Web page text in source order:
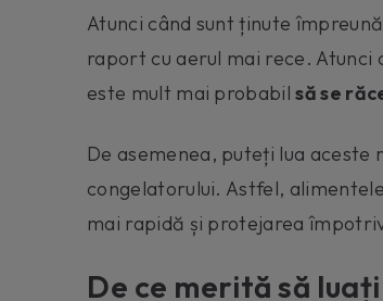
Atunci când sunt ținute
raport cu aerul mai rece. Atunci
este mult mai probabilsă se
De asemenea, puteți lua aceste
congelatorului. Astfel,
mai rapidă și protejarea
De ce merită să